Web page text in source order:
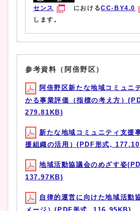
センス
におけるCC-BY4.0
します。
参考資料（阿倍野区）
阿倍野区新たな地域コミュニ
かる事業評価（指標の考え方）
279.81KB)
新たな地域コミュニティ支援
援組織の活用）(PDF形式,
地域活動協議会のめざす姿
137.97KB)
自律的運営に向けた地域活動